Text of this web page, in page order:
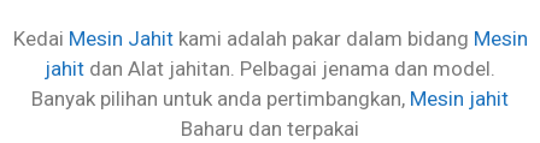
Kedai Mesin Jahitkami adalah pakar dalam bidang Mesin
jahit dan Alat jahitan. Pelbagai jenama dan model.
Banyak pilihan untuk anda pertimbangkan, Mesin jahit
Baharu dan terpakai